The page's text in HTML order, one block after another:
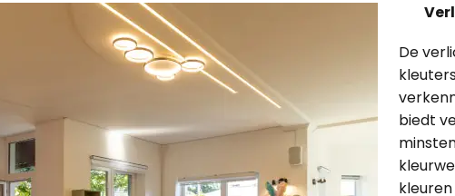
De
biedt